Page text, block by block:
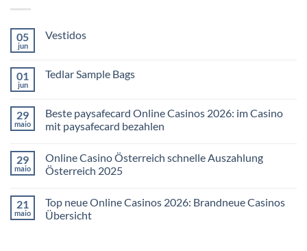
05
jun
Vestidos
01
jun
Tedlar Sample Bags
29
maio
Beste paysafecard Online Casinos 2026: im Casino
mit paysafecard bezahlen
29
maio
Online Casino Österreich schnelle Auszahlung
Österreich 2025
21
maio
Top neue Online Casinos 2026: Brandneue Casinos
Übersicht